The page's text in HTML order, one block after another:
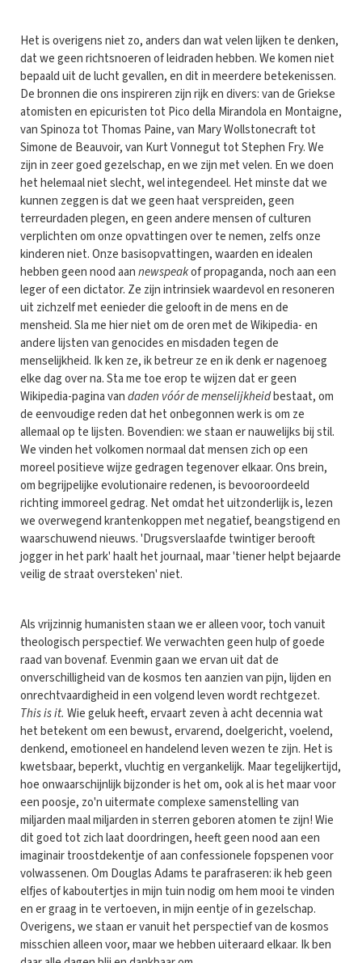
Het is overigens niet zo, anders dan wat velen lijken te denken,
dat we geen richtsnoeren of leidraden hebben. We komen niet
bepaald uit de lucht gevallen, en dit in meerdere betekenissen.
De bronnen die ons inspireren zijn rijk en divers: van de Griekse
atomisten en epicuristen tot Pico della Mirandola en Montaigne,
van Spinoza tot Thomas Paine, van Mary Wollstonecraft tot
Simone de Beauvoir, van Kurt Vonnegut tot Stephen Fry. We
zijn in zeer goed gezelschap, en we zijn met velen. En we doen
het helemaal niet slecht, wel integendeel. Het minste dat we
kunnen zeggen is dat we geen haat verspreiden, geen
terreurdaden plegen, en geen andere mensen of culturen
verplichten om onze opvattingen over te nemen, zelfs onze
kinderen niet. Onze basisopvattingen, waarden en idealen
hebben geen nood aannewspeakof propaganda, noch aan een
leger of een dictator. Ze zijn intrinsiek waardevol en resoneren
uit zichzelf met eenieder die gelooft in de mens en de
mensheid. Sla me hier niet om de oren met de Wikipedia- en
andere lijsten van genocides en misdaden tegen de
menselijkheid. Ik ken ze, ik betreur ze en ik denk er nagenoeg
elke dag over na. Sta me toe erop te wijzen dat er geen
Wikipedia-pagina vandaden vóór de menselijkheidbestaat, om
de eenvoudige reden dat het onbegonnen werk is om ze
allemaal op te lijsten. Bovendien: we staan er nauwelijks bij stil.
We vinden het volkomen normaal dat mensen zich op een
moreel positieve wijze gedragen tegenover elkaar. Ons brein,
om begrijpelijke evolutionaire redenen, is bevooroordeeld
richting immoreel gedrag. Net omdat het uitzonderlijk is, lezen
we overwegend krantenkoppen met negatief, beangstigend en
waarschuwend nieuws. 'Drugsverslaafde twintiger berooft
jogger in het park' haalt het journaal, maar 'tiener helpt bejaarde
veilig de straat oversteken' niet.
Als vrijzinnig humanisten staan we er alleen voor, toch vanuit
theologisch perspectief. We verwachten geen hulp of goede
raad van bovenaf. Evenmin gaan we ervan uit dat de
onverschilligheid van de kosmos ten aanzien van pijn, lijden en
onrechtvaardigheid in een volgend leven wordt rechtgezet.
This is it. Wie geluk heeft, ervaart zeven à acht decennia wat
het betekent om een bewust, ervarend, doelgericht, voelend,
denkend, emotioneel en handelend leven wezen te zijn. Het is
kwetsbaar, beperkt, vluchtig en vergankelijk. Maar tegelijkertijd,
hoe onwaarschijnlijk bijzonder is het om, ook al is het maar voor
een poosje, zo'n uitermate complexe samenstelling van
miljarden maal miljarden in sterren geboren atomen te zijn! Wie
dit goed tot zich laat doordringen, heeft geen nood aan een
imaginair troostdekentje of aan confessionele fopspenen voor
volwassenen. Om Douglas Adams te parafraseren: ik heb geen
elfjes of kaboutertjes in mijn tuin nodig om hem mooi te vinden
en er graag in te vertoeven, in mijn eentje of in gezelschap.
Overigens, we staan er vanuit het perspectief van de kosmos
misschien alleen voor, maar we hebben uiteraard elkaar. Ik ben